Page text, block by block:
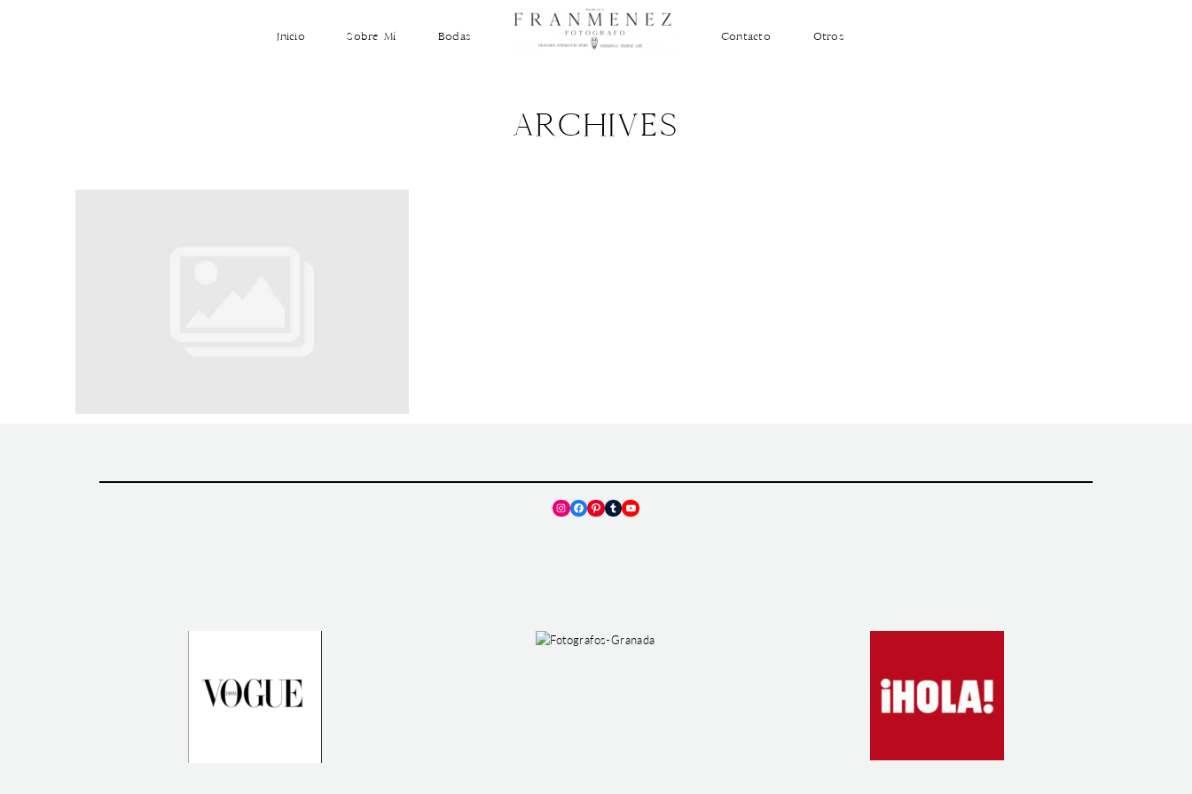
Inicio Sobre Mí Bodas Contacto Otros
ARCHIVES
Instagram
Facebook
Pinterest
TumblrYouTube